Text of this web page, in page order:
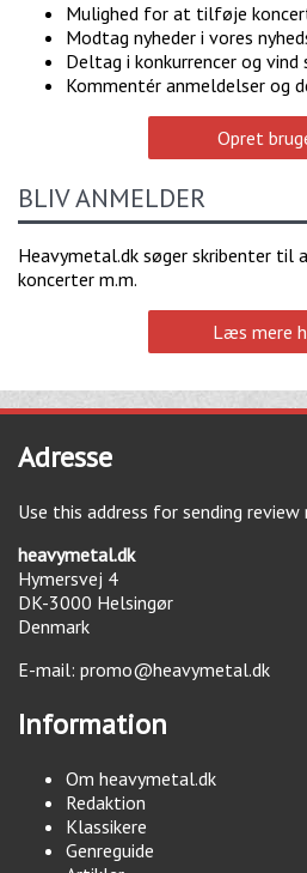
Mulighed for at tilføje
Modtag nyheder i vores
Deltag i konkurrencer og
Kommentér anmeldelser og
Opret
BLIV ANMELDER
Heavymetal.dk søger skribenter til
koncerter m.m.
Læs mere
Adresse
Use this address for sending
heavymetal.dk
Hymersvej 4
DK-3000 Helsingør
Denmark
E-mail: promo@heavymetal.dk
Information
Om heavymetal.dk
Redaktion
Klassikere
Genreguide